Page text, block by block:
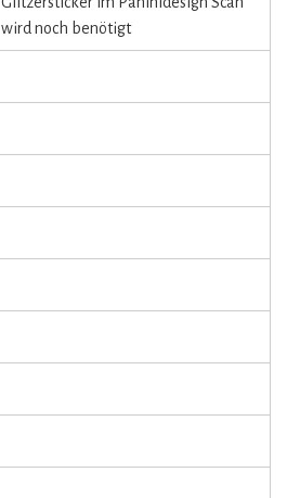
wird noch benötigt